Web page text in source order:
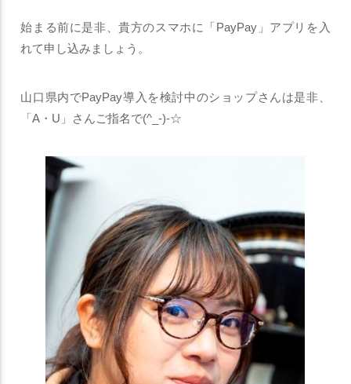
始まる前に是非、貴方のスマホに「PayPay」アプリを入
れて申し込みましょう。
山口県内でPayPay導入を検討中のショップさんは是非、
「A・U」さんご指名で(^_-)-☆